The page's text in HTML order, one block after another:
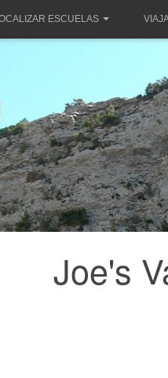
ESCUELAS
Joe's